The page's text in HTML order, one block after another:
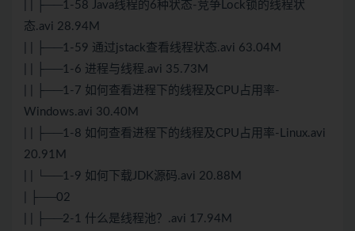
| | ├──1-58 Java线程的6种状态-竞争Lock锁的线程状
态.avi 28.94M
| | ├──1-59 通过jstack查看线程状态.avi 63.04M
| | ├──1-6 进程与线程.avi 35.73M
| | ├──1-7 如何查看进程下的线程及CPU占用率-
Windows.avi 30.40M
| | ├──1-8 如何查看进程下的线程及CPU占用率-Linux.avi
20.91M
| | └──1-9 如何下载JDK源码.avi 20.88M
| ├──02
| | ├──2-1 什么是线程池？.avi 17.94M